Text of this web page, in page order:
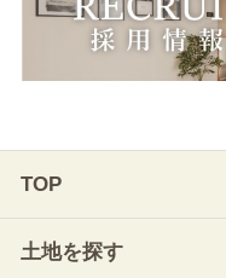
TOP
土地を探す